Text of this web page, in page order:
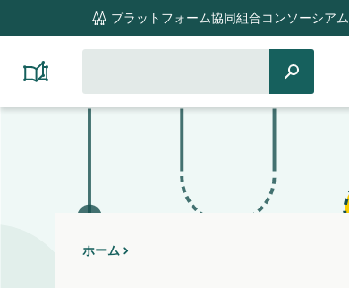
navigation
プラットフォーム協同組合コンソーシアム
Platform
Cooperativism
Resource
対
検
索
ホーム